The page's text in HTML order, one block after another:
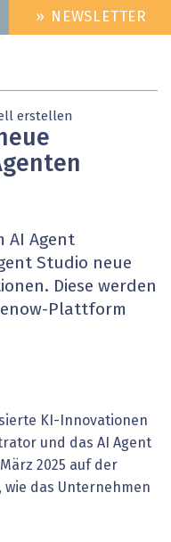
HEADER» NEWSLETTER
erstellen
AI Agent
Studio neue
Diese werden
Plattform
KI-Innovationen
und das AI Agent
2025 auf der
das Unternehmen